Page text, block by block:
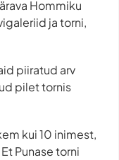
Hommiku
ja torni,
piiratud arv
pilet tornis
kui 10 inimest,
Punase torni